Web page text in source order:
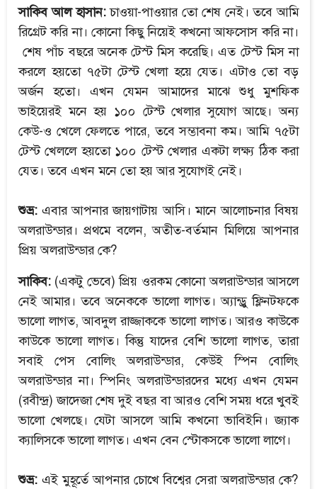
সাকিব আল হাসান:চাওয়া-পাওয়ার তো শেষ নেই। তবে আমি
রিগ্রেট করি না। কোনো কিছু নিয়েই কখনো আফসোস করি না।
শেষ পাঁচ বছরে অনেক টেস্ট মিস করেছি। এত টেস্ট মিস না
করলে হয়তো ৭৫টা টেস্ট খেলা হয়ে যেত। এটাও তো বড়
অর্জন হতো। এখন যেমন আমাদের মাঝে শুধু মুশফিক
ভাইয়েরই মনে হয় ১০০ টেস্ট খেলার সুযোগ আছে। অন্য
কেউ-ও খেলে ফেলতে পারে, তবে সম্ভাবনা কম। আমি ৭৫টা
টেস্ট খেললে হয়তো ১০০ টেস্ট খেলার একটা লক্ষ্য ঠিক করা
যেত। তবে এখন মনে তো হয় আর সুযোগই নেই।
শুভ্র: এবার আপনার জায়গাটায় আসি। মানে আলোচনার বিষয়
অলরাউন্ডার। প্রথমে বলেন, অতীত-বর্তমান মিলিয়ে আপনার
প্রিয় অলরাউন্ডার কে?
সাকিব: (একটু ভেবে) প্রিয় ওরকম কোনো অলরাউন্ডার আসলে
নেই আমার। তবে অনেককে ভালো লাগত। অ্যান্ড্রু ফ্লিনটফকে
ভালো লাগত, আবদুল রাজ্জাককে ভালো লাগত। আরও কাউকে
কাউকে ভালো লাগত। কিন্তু যাদের বেশি ভালো লাগত, তারা
সবাই পেস বোলিং অলরাউন্ডার, কেউই স্পিন বোলিং
অলরাউন্ডার না। স্পিনিং অলরাউন্ডারদের মধ্যে এখন যেমন
(রবীন্দ্র) জাদেজা শেষ দুই বছর বা আরও বেশি সময় ধরে খুবই
ভালো খেলছে। যেটা আসলে আমি কখনো ভাবিইনি। জ্যাক
ক্যালিসকে ভালো লাগত। এখন বেন স্টোকসকে ভালো লাগে।
শুভ্র: এই মুহূর্তে আপনার চোখে বিশ্বের সেরা অলরাউন্ডার কে?